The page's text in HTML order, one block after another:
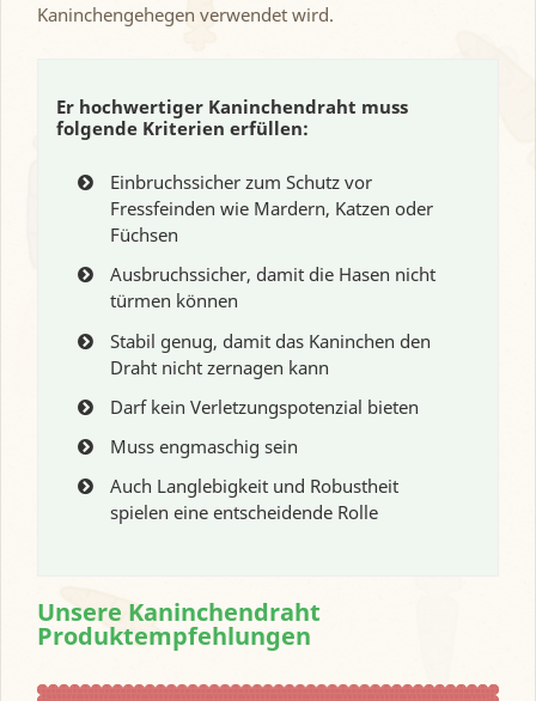
Kaninchengehegen verwendet wird.
Er hochwertiger Kaninchendraht muss
folgende Kriterien erfüllen:
Einbruchssicher zum Schutz vor
Fressfeinden wie Mardern, Katzen oder
Füchsen
Ausbruchssicher, damit die Hasen nicht
türmen können
Stabil genug, damit das Kaninchen den
Draht nicht zernagen kann
Darf kein Verletzungspotenzial bieten
Muss engmaschig sein
Auch Langlebigkeit und Robustheit
spielen eine entscheidende Rolle
Unsere Kaninchendraht
Produktempfehlungen